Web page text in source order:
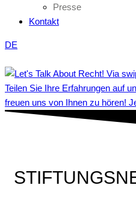
Presse
Kontakt
DE
Teilen Sie Ihre Erfahrungen auf
freuen uns von Ihnen zu hören!